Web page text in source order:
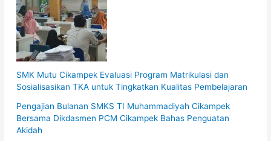
SMK Mutu Cikampek Evaluasi Program Matrikulasi dan
Sosialisasikan TKA untuk Tingkatkan Kualitas Pembelajaran
Pengajian Bulanan SMKS TI Muhammadiyah Cikampek
Bersama Dikdasmen PCM Cikampek Bahas Penguatan
Akidah